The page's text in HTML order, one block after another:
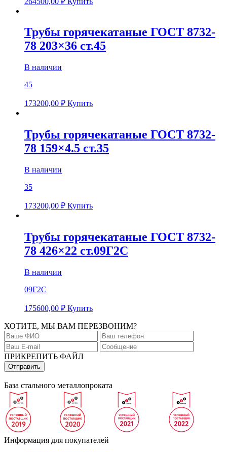
Трубы горячекатаные ГОСТ 8732-
78 203×36 ст.45
В наличии
45
173200,00 ₽ Купить
Трубы горячекатаные ГОСТ 8732-
78 159×4.5 ст.35
В наличии
35
173200,00 ₽ Купить
Трубы горячекатаные ГОСТ 8732-
78 426×22 ст.09Г2С
В наличии
09Г2С
175600,00 ₽ Купить
ХОТИТЕ, МЫ ВАМ ПЕРЕЗВОНИМ?
ПРИКРЕПИТЬ ФАЙЛ
База стального металлопроката
Информация для покупателей